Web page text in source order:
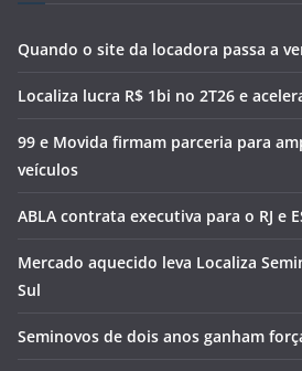
Quando o site da locadora passa a
Localiza lucra R$ 1bi no 2T26 e
99 e Movida firmam parceria para
veículos
ABLA contrata executiva para o RJ e
Mercado aquecido leva Localiza
Sul
Seminovos de dois anos ganham